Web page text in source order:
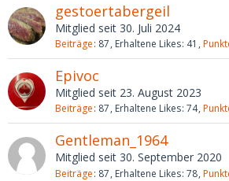
gestoertabergeil
Mitglied seit 30. Juli 2024
Beiträge 87 Erhaltene Likes 41
Epivoc
Mitglied seit 23. August 2023
Beiträge 87 Erhaltene Likes 74
Gentleman_1964
Mitglied seit 30. September 2020
Beiträge 87 Erhaltene Likes 78